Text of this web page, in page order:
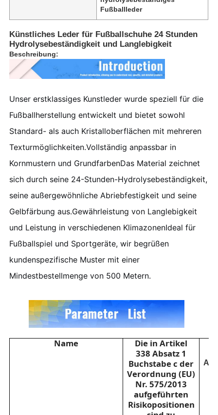
Zu Hause
Produkte
Videos
Über uns
Werksbesichtigung
Kontakt mit uns
Neuigkeiten
Fußballleder
Künstliches Leder für Fußballschuhe 24 Stunden
Hydrolysebeständigkeit und Langlebigkeit
Beschreibung:
Unser erstklassiges Kunstleder wurde speziell für die
Fußballherstellung entwickelt und bietet sowohl
Standard- als auch Kristalloberflächen mit mehreren
Texturmöglichkeiten.Vollständig anpassbar in
Kornmustern und GrundfarbenDas Material zeichnet
sich durch seine 24-Stunden-Hydrolysebeständigkeit,
seine außergewöhnliche Abriebfestigkeit und seine
Gelbfärbung aus.Gewährleistung von Langlebigkeit
und Leistung in verschiedenen KlimazonenIdeal für
Fußballspiel und Sportgeräte, wir begrüßen
kundenspezifische Muster mit einer
Mindestbestellmenge von 500 Metern.
Name
Die in Artikel
338 Absatz 1
Buchstabe c der
Verordnung (EU)
Nr. 575/2013
aufgeführten
Risikopositionen